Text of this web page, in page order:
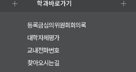
학과바로가기
등록금심의위원회회의록
대학자체평가
교내전화번호
찾아오시는길